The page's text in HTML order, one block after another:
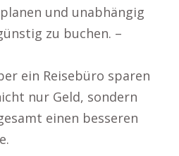
und unabhängig
zu buchen. –
ein Reisebüro sparen
nur Geld, sondern
einen besseren